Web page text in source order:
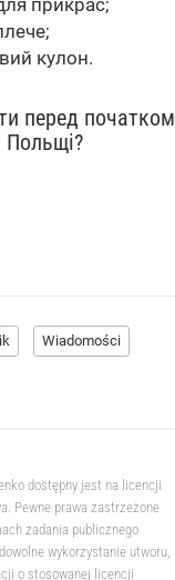
прикрас;
кулон.
перед початком
Польщі?
Wiadomości
dostępny jest na licencji
Pewne prawa zastrzeżone
zadania publicznego
wykorzystanie utworu,
o stosowanej licencji